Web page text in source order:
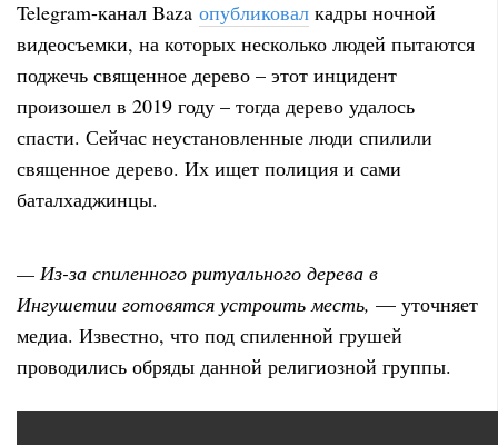
Telegram-канал Baza опубликовал кадры ночной
видеосъемки, на которых несколько людей пытаются
поджечь священное дерево – этот инцидент
произошел в 2019 году – тогда дерево удалось
спасти. Сейчас неустановленные люди спилили
священное дерево. Их ищет полиция и сами
баталхаджинцы.
— Из-за спиленного ритуального дерева в
Ингушетии готовятся устроить месть, — уточняет
медиа. Известно, что под спиленной грушей
проводились обряды данной религиозной группы.